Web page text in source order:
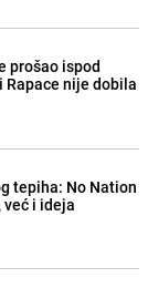
prošao ispod
Rapace nije dobila
tepiha: No Nation
već i ideja